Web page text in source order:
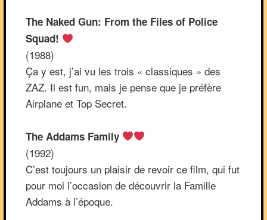
The Naked Gun: From the Files of Police
Squad!
(1988)
Ça y est, j’ai vu les trois « classiques » des
ZAZ. Il est fun, mais je pense que je préfère
Airplane et Top Secret.
The Addams Family
(1992)
C’est toujours un plaisir de revoir ce film, qui fut
pour moi l’occasion de découvrir la Famille
Addams à l’époque.